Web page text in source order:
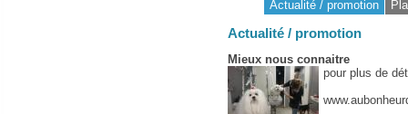
Actualité / promotion
Actualité / promotion
Mieux nous connaitre
pour plus de